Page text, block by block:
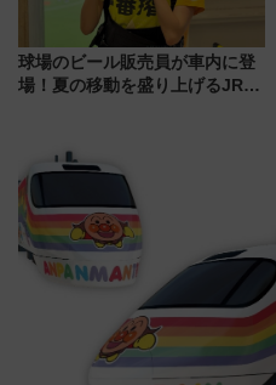
球場のビール販売員が車内に登
場！夏の移動を盛り上げるJR九
スとコラボ